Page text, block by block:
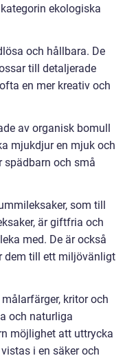
ekologiska
och hållbara. De
till detaljerade
en mer kreativ och
av organisk bomull
mjukdjur en mjuk och
spädbarn och små
som till
är giftfria och
med. De är också
dem till ett miljövänligt
kritor och
och naturliga
möjlighet att uttrycka
i en säker och